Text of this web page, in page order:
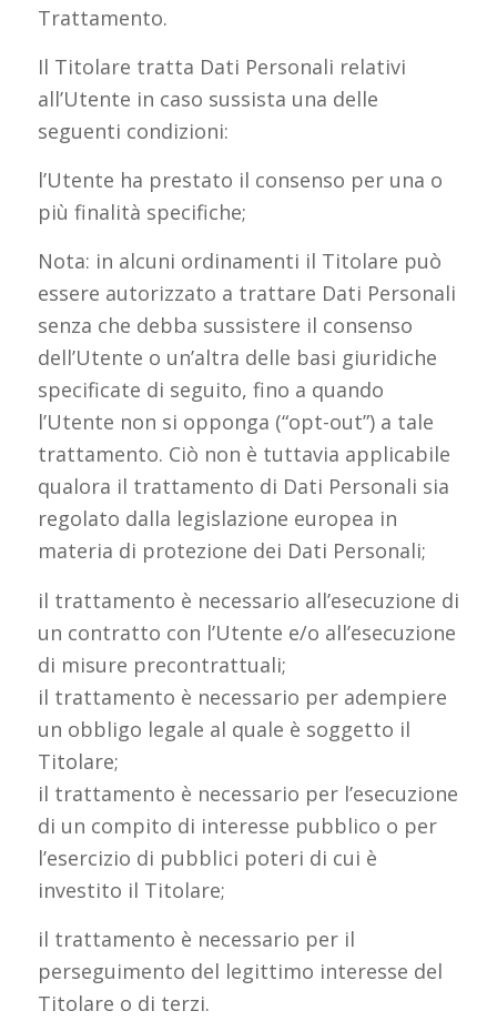
Trattamento.
Il Titolare tratta Dati Personali relativi
all’Utente in caso sussista una delle
seguenti condizioni:
l’Utente ha prestato il consenso per una o
più finalità specifiche;
Nota: in alcuni ordinamenti il Titolare può
essere autorizzato a trattare Dati Personali
senza che debba sussistere il consenso
dell’Utente o un’altra delle basi giuridiche
specificate di seguito, fino a quando
l’Utente non si opponga (“opt-out”) a tale
trattamento. Ciò non è tuttavia applicabile
qualora il trattamento di Dati Personali sia
regolato dalla legislazione europea in
materia di protezione dei Dati Personali;
il trattamento è necessario all’esecuzione di
un contratto con l’Utente e/o all’esecuzione
di misure precontrattuali;
il trattamento è necessario per adempiere
un obbligo legale al quale è soggetto il
Titolare;
il trattamento è necessario per l’esecuzione
di un compito di interesse pubblico o per
l’esercizio di pubblici poteri di cui è
investito il Titolare;
il trattamento è necessario per il
perseguimento del legittimo interesse del
Titolare o di terzi.